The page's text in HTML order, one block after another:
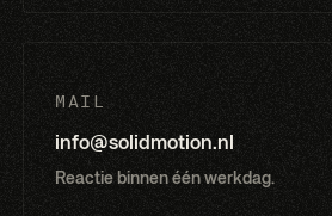
MAIL
info@solidmotion.nl
Reactie binnen één werkdag.